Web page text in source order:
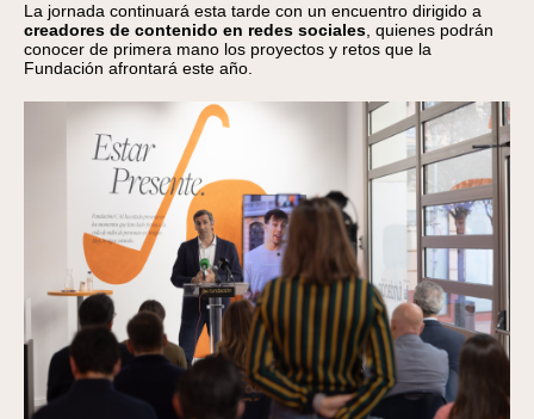
La jornada continuará esta tarde con un encuentro dirigido a
creadores de contenido en redes sociales , quienes podrán
conocer de primera mano los proyectos y retos que la
Fundación afrontará este año.